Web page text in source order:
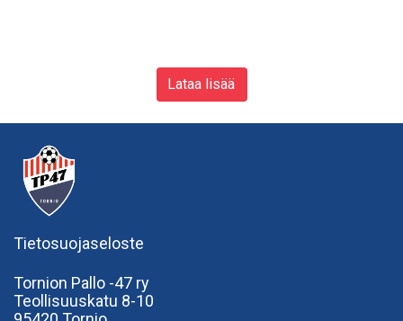
Lataa lisää
Tietosuojaseloste
Tornion Pallo -47 ry
Teollisuuskatu 8-10